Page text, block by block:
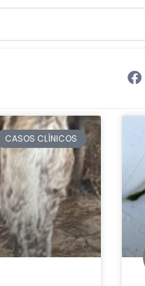
CASOS CLÍNICOS